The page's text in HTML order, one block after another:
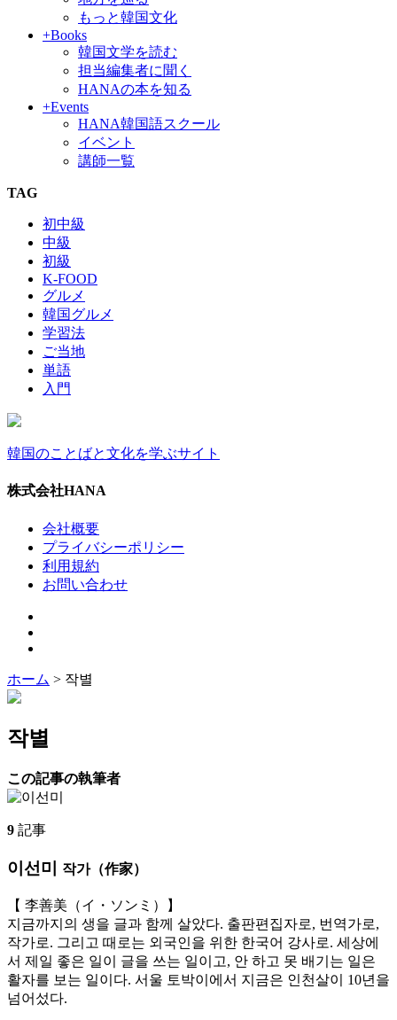
もっと韓国文化
+Books
韓国文学を読む
担当編集者に聞く
HANAの本を知る
+Events
HANA韓国語スクール
イベント
講師一覧
TAG
初中級
中級
初級
K-FOOD
グルメ
韓国グルメ
学習法
ご当地
単語
入門
韓国のことばと文化を学ぶサイト
株式会社HANA
会社概要
プライバシーポリシー
利用規約
お問い合わせ
ホーム > 작별
작별
この記事の執筆者
9 記事
이선미 작가（作家）
【 李善美（イ・ソンミ）】
지금까지의 생을 글과 함께 살았다. 출판편집자로, 번역가로,
작가로. 그리고 때로는 외국인을 위한 한국어 강사로. 세상에
서 제일 좋은 일이 글을 쓰는 일이고, 안 하고 못 배기는 일은
활자를 보는 일이다. 서울 토박이에서 지금은 인천살이 10년을
넘어섰다.